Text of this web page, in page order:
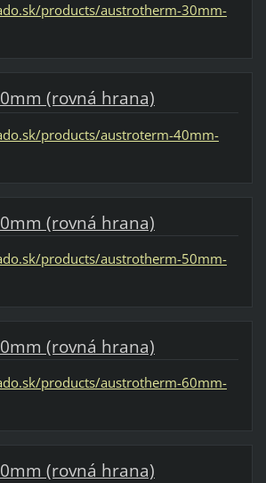
products/austrotherm-30mm-
(rovná hrana)
products/austroterm-40mm-
(rovná hrana)
products/austrotherm-50mm-
(rovná hrana)
products/austrotherm-60mm-
(rovná hrana)